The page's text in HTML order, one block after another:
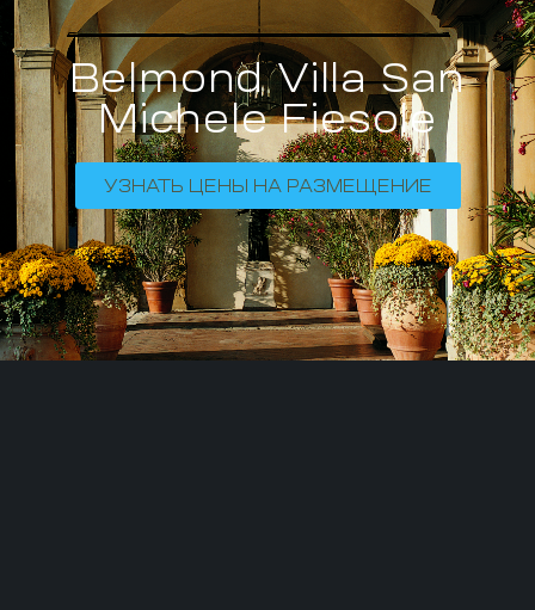
Belmond Villa San
Michele Fiesole
УЗНАТЬ ЦЕНЫ НА РАЗМЕЩЕНИЕ